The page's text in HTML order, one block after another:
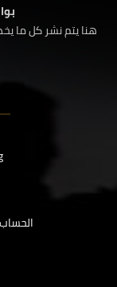
هنا يتم نشر كل ما